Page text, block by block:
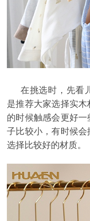
在挑选时，先看
是推荐大家选择实
的时候触感会更好
子比较小，有时候
选择比较好的材质。